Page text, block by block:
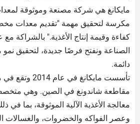
مايكانغ هي شركة مصنعة وموثوقة
مكرسة لتحقيق مهمة "تقديم معدات
كفاءة وقيمة إنتاج الأغذية." بالشراكة مع
الصناعة ونفتح فرصًا جديدة، لتحقيق
دائمة.
تأسست مايكانغ في
مقاطعة شاندونغ في الصين. وهي
معالجة الأغذية الآلية الموثوقة، بما
وعصر الفواكه والخضروات، والغسالات